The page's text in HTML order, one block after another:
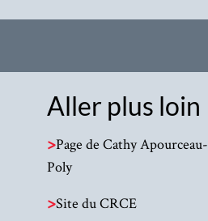
Aller plus loin
>Page de Cathy Apourceau-
Poly
>Site du CRCE